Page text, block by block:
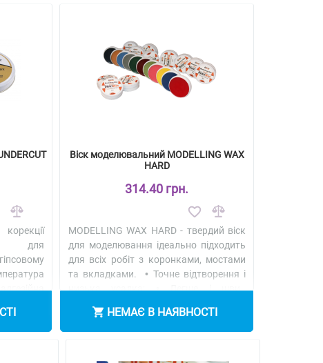
для
Віск моделювальний MODELLING WAX
HARD
314.40 грн.
MODELLING WAX HARD - твердий віск
для моделювання ідеально підходить
для всіх робіт з коронками, мостами
та вкладками. • Точне відтворення і
низька усадка; • Легше і шви..
НЕМАЄ В НАЯВНОСТІ